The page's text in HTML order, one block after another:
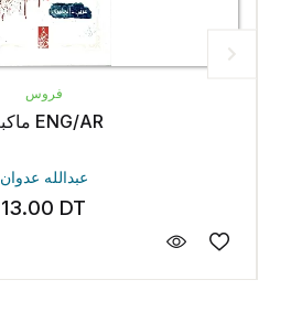
فروس
ماكبث ENG/AR
عبدالله عدوان
13.00 DT